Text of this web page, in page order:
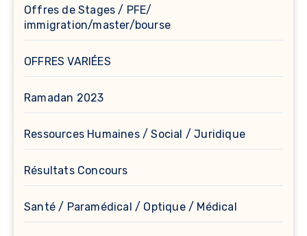
Offres de Stages / PFE/
immigration/master/bourse
OFFRES VARIÉES
Ramadan 2023
Ressources Humaines / Social / Juridique
Résultats Concours
Santé / Paramédical / Optique / Médical